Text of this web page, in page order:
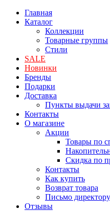
Главная
Каталог
Коллекции
Товарные группы
Стили
SALE
Новинки
Бренды
Подарки
Доставка
Пункты выдачи
Контакты
О магазине
Акции
Товары по
Скидка по
Контакты
Как купить
Возврат товара
Письмо директору
Отзывы